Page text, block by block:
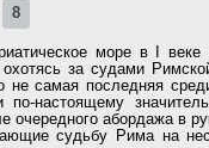
8
море в I
охотясь за судами
самая последняя
по-настоящему
очередного абордажа в
судьбу Рима на